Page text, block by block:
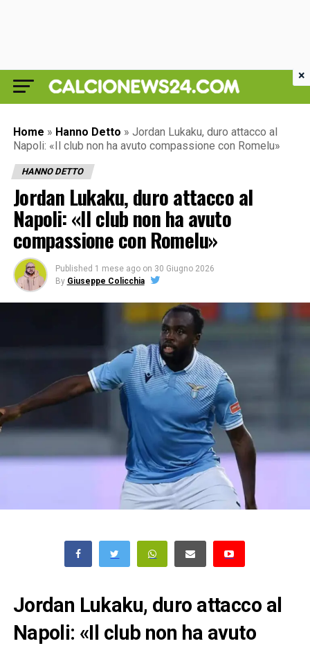
Home » Hanno Detto » Jordan Lukaku, duro attacco al
Napoli: «Il club non ha avuto compassione con Romelu»
HANNO DETTO
Jordan Lukaku, duro attacco al
Napoli: «Il club non ha avuto
compassione con Romelu»
Published 1 mese ago on 30 Giugno 2026
By Giuseppe Colicchia
Jordan Lukaku, duro attacco al
Napoli: «Il club non ha avuto
×